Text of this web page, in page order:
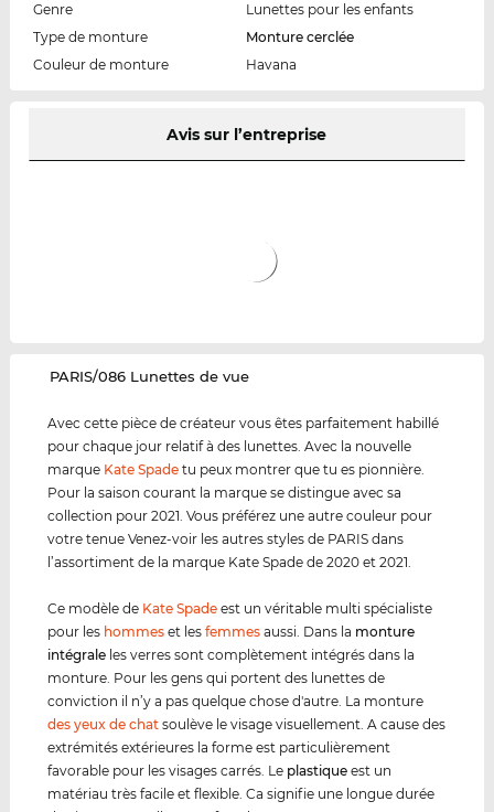
Genre
Lunettes pour les enfants
Type de monture
Monture cerclée
Couleur de monture
Havana
Avis sur l’entreprise
‌PARIS/086 Lunettes de vue
Avec cette pièce de créateur vous êtes parfaitement habillé
pour chaque jour relatif à des lunettes. Avec la nouvelle
marque Kate Spade tu peux montrer que tu es pionnière.
Pour la saison courant la marque se distingue avec sa
collection pour 2021. Vous préférez une autre couleur pour
votre tenue Venez-voir les autres styles de PARIS dans
l’assortiment de la marque Kate Spade de 2020 et 2021.
Ce modèle de Kate Spade est un véritable multi spécialiste
pour les hommes et lesfemmes aussi. Dans la monture
intégrale les verres sont complètement intégrés dans la
monture. Pour les gens qui portent des lunettes de
conviction il n’y a pas quelque chose d'autre. La monture
des yeux de chat soulève le visage visuellement. A cause des
extrémités extérieures la forme est particulièrement
favorable pour les visages carrés. Le plastique est un
matériau très facile et flexible. Ca signifie une longue durée